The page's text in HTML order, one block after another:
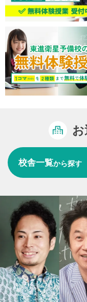
校舎一覧から探す